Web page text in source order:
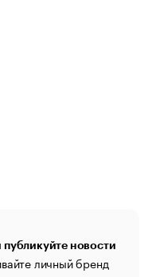
новости
личный бренд